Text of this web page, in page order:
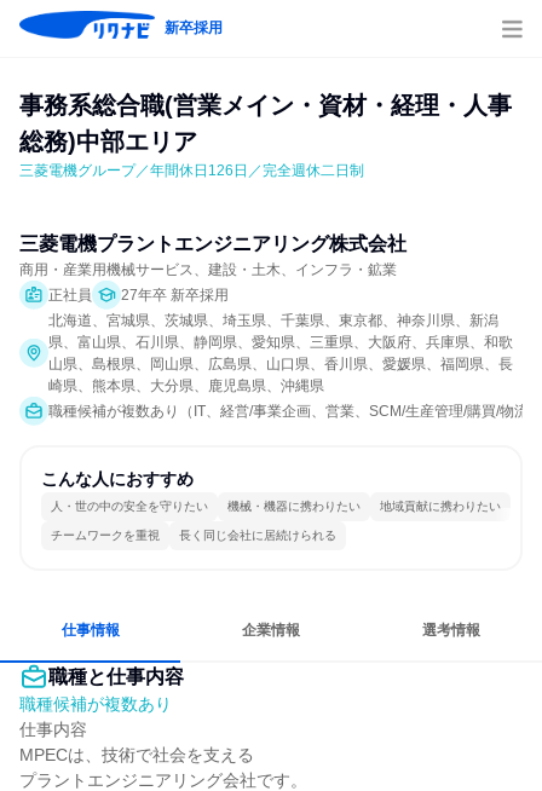
新卒採用
事務系総合職(営業メイン・資材・経理・人事
総務)中部エリア
三菱電機グループ／年間休日126日／完全週休二日制
三菱電機プラントエンジニアリング株式会社
商用・産業用機械サービス、建設・土木、インフラ・鉱業
正社員
27年卒 新卒採用
北海道、宮城県、茨城県、埼玉県、千葉県、東京都、神奈川県、新潟
県、富山県、石川県、静岡県、愛知県、三重県、大阪府、兵庫県、和歌
山県、島根県、岡山県、広島県、山口県、香川県、愛媛県、福岡県、長
崎県、熊本県、大分県、鹿児島県、沖縄県
職種候補が複数あり（IT、経営/事業企画、営業、SCM/生産管理/購買/物流
こんな人におすすめ
人・世の中の安全を守りたい 機械・機器に携わりたい 地域貢献に携わりたい
チームワークを重視 長く同じ会社に居続けられる
仕事情報 企業情報 選考情報
職種と仕事内容
職種候補が複数あり
仕事内容
MPECは、技術で社会を支える
プラントエンジニアリング会社です。